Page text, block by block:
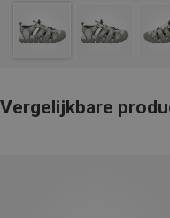
Vergelijkbare